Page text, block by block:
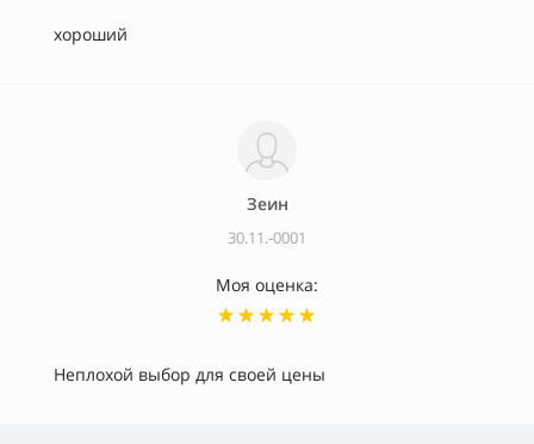
хороший
Зеин
30.11.-0001
Моя оценка:
Неплохой выбор для своей цены